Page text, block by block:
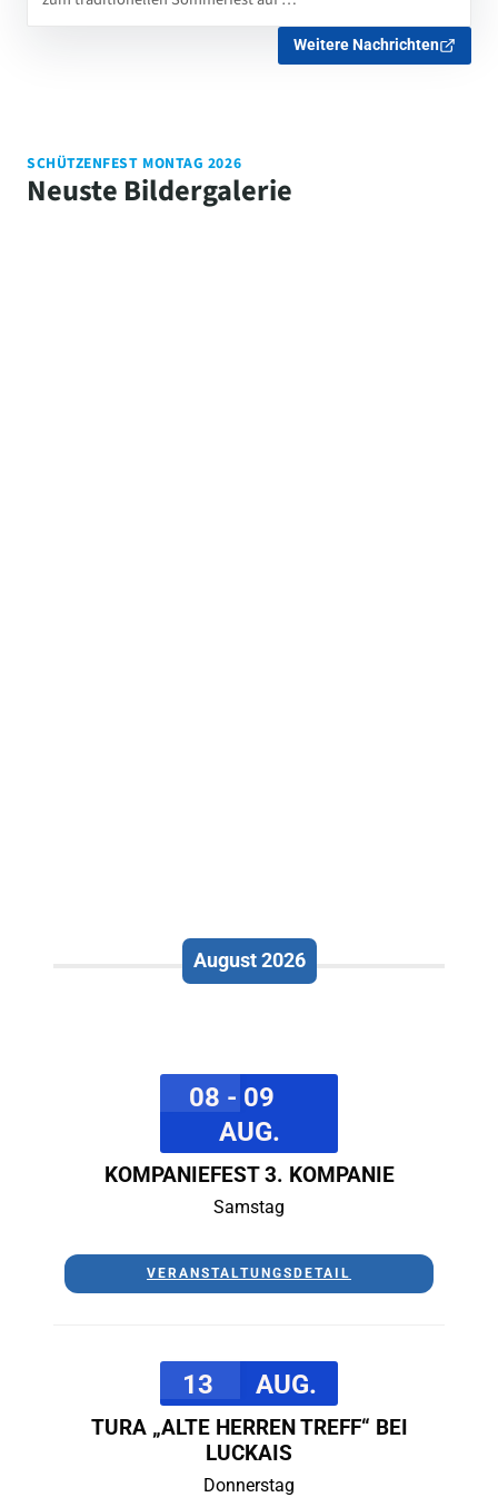
Weitere Nachrichten
SCHÜTZENFEST MONTAG 2026
Neuste Bildergalerie
August 2026
08 - 09
AUG.
KOMPANIEFEST 3. KOMPANIE
Samstag
VERANSTALTUNGSDETAIL
13 AUG.
TURA „ALTE HERREN TREFF“ BEI
LUCKAIS
Donnerstag